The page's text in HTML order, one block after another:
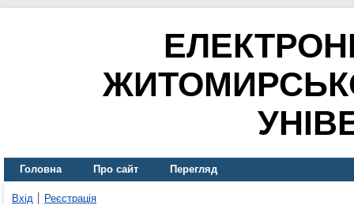
Головна Про сайт Перегляд
Вхід Реєстрація